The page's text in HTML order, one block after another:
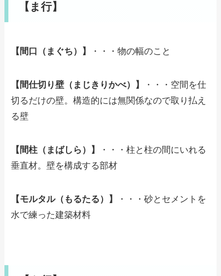
【ま行】
【間口（まぐち）】 ・・・物の幅のこと
【間仕切り壁（まじきりかべ）】
・・・空間を仕
切るだけの壁。構造的には無関係なので取り払え
る壁
【間柱（まばしら）】
・・・柱と柱の間にいれる
垂直材。壁を構成する部材
【モルタル（もるたる）】
・・・砂とセメントを
水で練った建築材料